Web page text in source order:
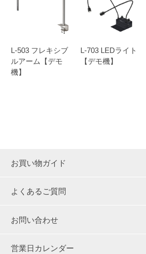
L-503 フレキシブ
ルアーム【デモ
機】
L-703 LEDライト
【デモ機】
お買い物ガイド
よくあるご質問
お問い合わせ
営業日カレンダー